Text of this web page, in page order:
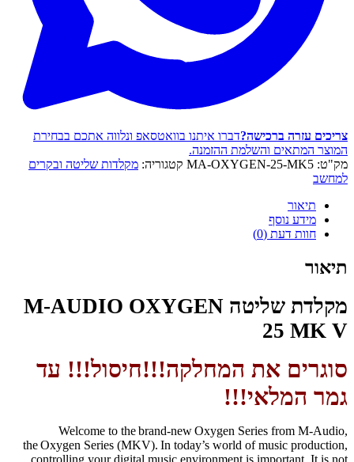
צריכים עזרה ברכישה?דברו איתנו בוואטסאפ ונלווה אתכם בבחירת
המוצר המתאים והשלמת ההזמנה.
מק"ט: MA-OXYGEN-25-MK5 קטגוריה: מקלדות שליטה ובקרים
למחשב
תיאור
מידע נוסף
חוות דעת (0)
תיאור
מקלדת שליטה M-AUDIO OXYGEN
25 MK V
סוגרים את המחלקה!!!חיסול!!! עד
גמר המלאי!!!
Welcome to the brand-new Oxygen Series from M-Audio,
the Oxygen Series (MKV). In today’s world of music production,
controlling your digital music environment is important. It is not